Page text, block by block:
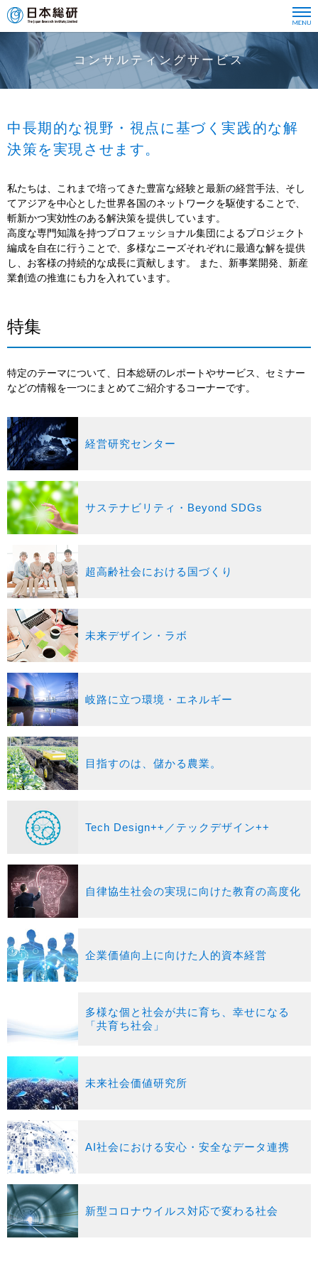
コンサルティングサービス
中長期的な視野・視点に基づく実践的な解
決策を実現させます。
私たちは、これまで培ってきた豊富な経験と最新の経営手法、そし
てアジアを中心とした世界各国のネットワークを駆使することで、
斬新かつ実効性のある解決策を提供しています。
高度な専門知識を持つプロフェッショナル集団によるプロジェクト
編成を自在に行うことで、多様なニーズそれぞれに最適な解を提供
し、お客様の持続的な成長に貢献します。 また、新事業開発、新産
業創造の推進にも力を入れています。
特集
特定のテーマについて、日本総研のレポートやサービス、セミナー
などの情報を一つにまとめてご紹介するコーナーです。
経営研究センター
サステナビリティ・Beyond SDGs
超高齢社会における国づくり
未来デザイン・ラボ
岐路に立つ環境・エネルギー
目指すのは、儲かる農業。
Tech Design++／テックデザイン++
自律協生社会の実現に向けた教育の高度化
企業価値向上に向けた人的資本経営
多様な個と社会が共に育ち、幸せになる
「共育ち社会」
未来社会価値研究所
AI社会における安心・安全なデータ連携
新型コロナウイルス対応で変わる社会